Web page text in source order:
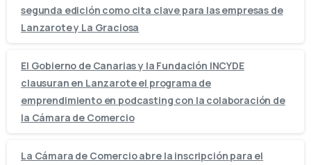
segunda edición como cita clave para las empresas de
Lanzarote y La Graciosa
El Gobierno de Canarias y la Fundación INCYDE
clausuran en Lanzarote el programa de
emprendimiento en podcasting con la colaboración de
la Cámara de Comercio
La Cámara de Comercio abre la inscripción para el